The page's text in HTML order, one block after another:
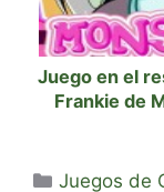
Juego en el
Frankie de
Categorías
Juegos de